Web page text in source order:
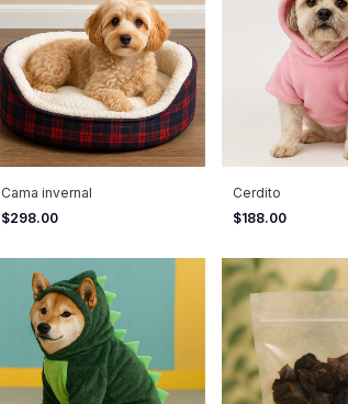
Cama invernal
$298.00
Cerdito
$188.00